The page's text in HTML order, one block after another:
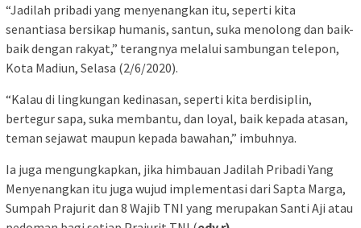
“Jadilah pribadi yang menyenangkan itu, seperti kita
senantiasa bersikap humanis, santun, suka menolong dan baik-
baik dengan rakyat,” terangnya melalui sambungan telepon,
Kota Madiun, Selasa (2/6/2020).
“Kalau di lingkungan kedinasan, seperti kita berdisiplin,
bertegur sapa, suka membantu, dan loyal, baik kepada atasan,
teman sejawat maupun kepada bawahan,” imbuhnya.
Ia juga mengungkapkan, jika himbauan Jadilah Pribadi Yang
Menyenangkan itu juga wujud implementasi dari Sapta Marga,
Sumpah Prajurit dan 8 Wajib TNI yang merupakan Santi Aji atau